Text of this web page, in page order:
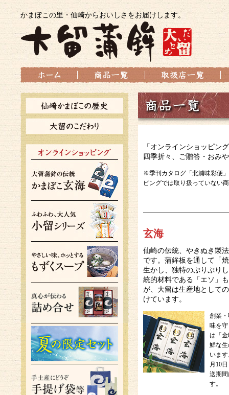
かまぼこの里・仙崎からおいしさをお届けします。
「オンラインショッピン
四季折々、ご贈答・おみ
※季刊カタログ「北浦味彩便
ピングでは取り扱っていない
玄海
仙崎の伝統、やきぬき製
です。蒲鉾板を通して「
生かし、独特のぷりぷり
統的材料である「エソ」
が、大留は生産地として
けています。
創業
味を
は「
鮮な
いま
月10
送期間
す。